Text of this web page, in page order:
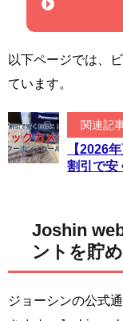
以下ページでは、
ています。
関連記
【2026
割引で安
Joshin
ントを貯
ジョーシンの公式